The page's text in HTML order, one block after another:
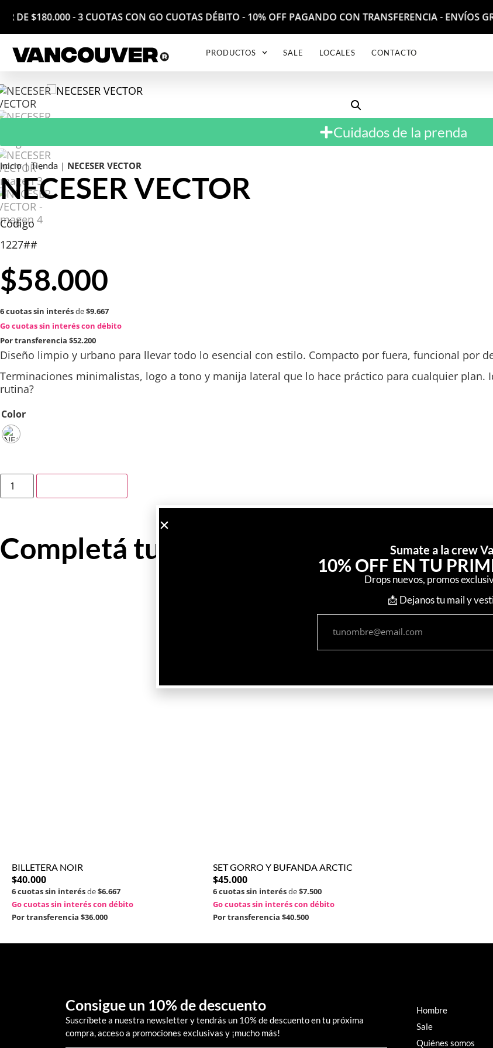
$180.000 - 3 CUOTAS CON GO CUOTAS DÉBITO - 10% OFF PAGANDO CON TRANSFERENCIA - ENVÍOS
PRODUCTOS SALE LOCALES CONTACTO
Cuidados de la prenda
Inicio|Tienda | NECESER VECTOR
NECESER VECTOR
Código
1227##
$58.000
6 cuotas sin interésde$9.667
Go cuotas sin interés con débito
Por transferencia $52.200
Diseño limpio y urbano para llevar todo lo esencial con estilo. Compacto por fuera, funcional por
Terminaciones minimalistas, logo a tono y manija lateral que lo hace práctico para cualquier plan.
rutina?
Color
Completá tu look
BILLETERA NOIR
$40.000
6 cuotas sin interésde$6.667
Go cuotas sin interés con débito
Por transferencia $36.000
SET GORRO Y BUFANDA ARCTIC
$45.000
6 cuotas sin interésde$7.500
Go cuotas sin interés con débito
Por transferencia $40.500
Consigue un 10% de descuento
Suscríbete a nuestra newsletter y tendrás un 10% de descuento en tu próxima
compra, acceso a promociones exclusivas y ¡mucho más!
Hombre
Sale
Quiénes somos
Sumate a la crew
10% OFF EN TU
Drops nuevos, promos
📩 Dejanos tu mail y